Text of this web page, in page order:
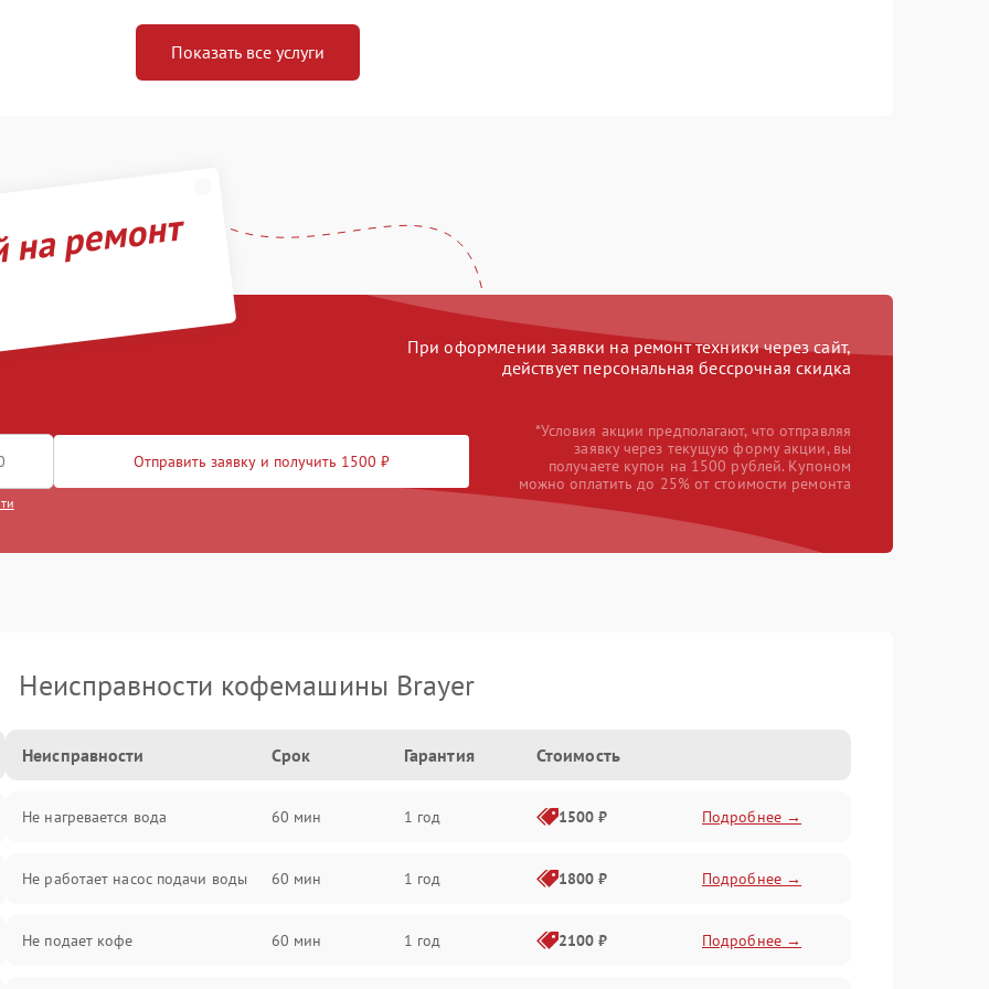
Показать все услуги
ремонт
При оформлении заявки на ремонт техники через сайт,
действует персональная бессрочная скидка
Отправить заявку и получить 1500 ₽
*Условия акции предполагают, что отправляя
заявку через текущую форму акции, вы
получаете купон на 1500 рублей. Купоном
можно оплатить до 25% от стоимости ремонта
Неисправности кофемашины Brayer
Неисправности Срок Гарантия Стоимость
Не нагревается вода 60 мин 1 год 1500 ₽ Подробнее →
Не работает насос подачи воды 60 мин 1 год 1800 ₽ Подробнее →
Не подает кофе 60 мин 1 год 2100 ₽ Подробнее →